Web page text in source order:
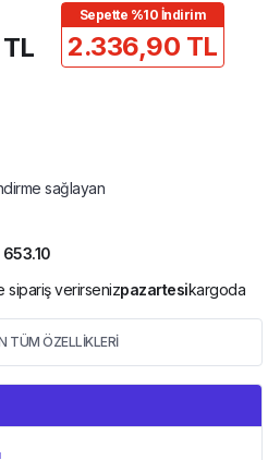
Sepette %10 İndirim
2.336,90 TL
sağlayan
653.10
sipariş verirsenizpazartesikargoda
TÜM ÖZELLİKLERİ